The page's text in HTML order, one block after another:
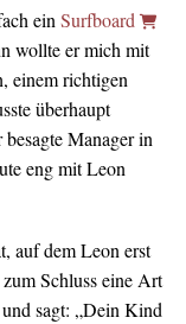
ein Surfboard
wollte er mich mit
einem richtigen
überhaupt
Manager in
eng mit Leon
auf dem Leon erst
Schluss eine Art
sagt: „Dein Kind